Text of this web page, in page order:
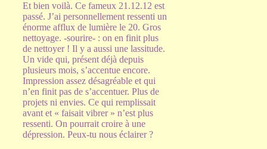
Et bien voilà. Ce fameux 21.12.12 est
passé. J’ai personnellement ressenti un
énorme afflux de lumière le 20. Gros
nettoyage. -sourire- : on en finit plus
de nettoyer ! Il y a aussi une lassitude.
Un vide qui, présent déjà depuis
plusieurs mois, s’accentue encore.
Impression assez désagréable et qui
n’en finit pas de s’accentuer. Plus de
projets ni envies. Ce qui remplissait
avant et « faisait vibrer » n’est plus
ressenti. On pourrait croire à une
dépression. Peux-tu nous éclairer ?